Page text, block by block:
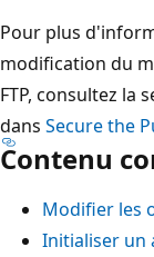
Pour plus
modification du
FTP, consultez la
dans Secure the
Contenu
Modifier les
Initialiser un